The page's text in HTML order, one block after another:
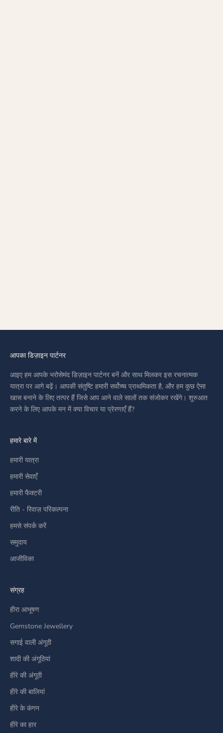
आपका डिज़ाइन पार्टनर
आइए हम आपके भरोसेमंद डिज़ाइन पार्टनर बनें और साथ मिलकर इस रचनात्मक
यात्रा पर आगे बढ़ें। आपकी संतुष्टि हमारी सर्वोच्च प्राथमिकता है, और हम कुछ ऐसा
खास बनाने के लिए तत्पर हैं जिसे आप आने वाले सालों तक संजोकर रखेंगे। शुरुआत
करने के लिए आपके मन में क्या विचार या प्रेरणाएँ हैं?
हमारे बारे में
हमारी यात्रा
हमारी सेवाएँ
हमारी फैक्टरी
रीति - रिवाज़ परिकल्पना
हमसे संपर्क करें
समुदाय
आजीविका
संग्रह
हीरा आभूषण
Gemstone Jewellery
सगाई वाली अंगूठी
शादी की अंगूठियां
हीरे की अंगूठी
हीरे की बालियां
हीरे के कंगन
हीरे का हार